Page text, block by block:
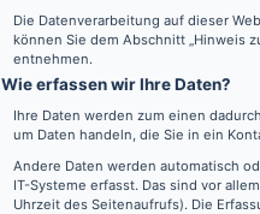
Die Datenverarbeitung auf dieser
können Sie dem Abschnitt „Hinweis
entnehmen.
Wie erfassen wir Ihre Daten?
Ihre Daten werden zum einen
um Daten handeln, die Sie in ein
Andere Daten werden automatisch
IT-Systeme erfasst. Das sind vor
Uhrzeit des Seitenaufrufs). Die